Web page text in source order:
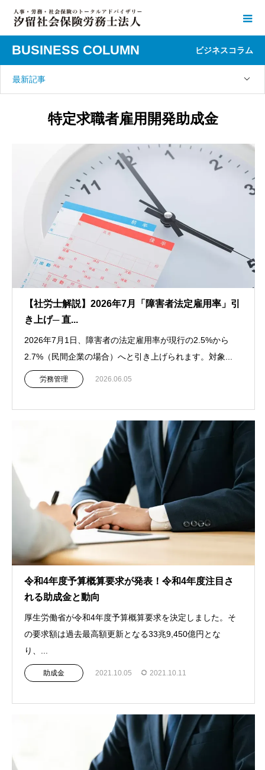
BUSINESS COLUMN ビジネスコラム
最新記事
特定求職者雇用開発助成金
【社労士解説】2026年7月「障害者法定雇用率」引
き上げ─ 直...
2026年7月1日、障害者の法定雇用率が現行の2.5%から
2.7%（民間企業の場合）へと引き上げられます。対象...
労務管理 2026.06.05
令和4年度予算概算要求が発表！令和4年度注目さ
れる助成金と動向
厚生労働省が令和4年度予算概算要求を決定しました。そ
の要求額は過去最高額更新となる33兆9,450億円とな
り、...
助成金 2021.10.05 2021.10.11